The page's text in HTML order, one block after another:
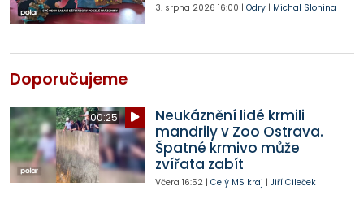
3. srpna 2026 16:00 | Odry| Michal Slonina
Doporučujeme
00:25
Neukáznění lidé krmili
mandrily v Zoo Ostrava.
Špatné krmivo může
zvířata zabít
Včera 16:52| Celý MS kraj | Jiří Cileček